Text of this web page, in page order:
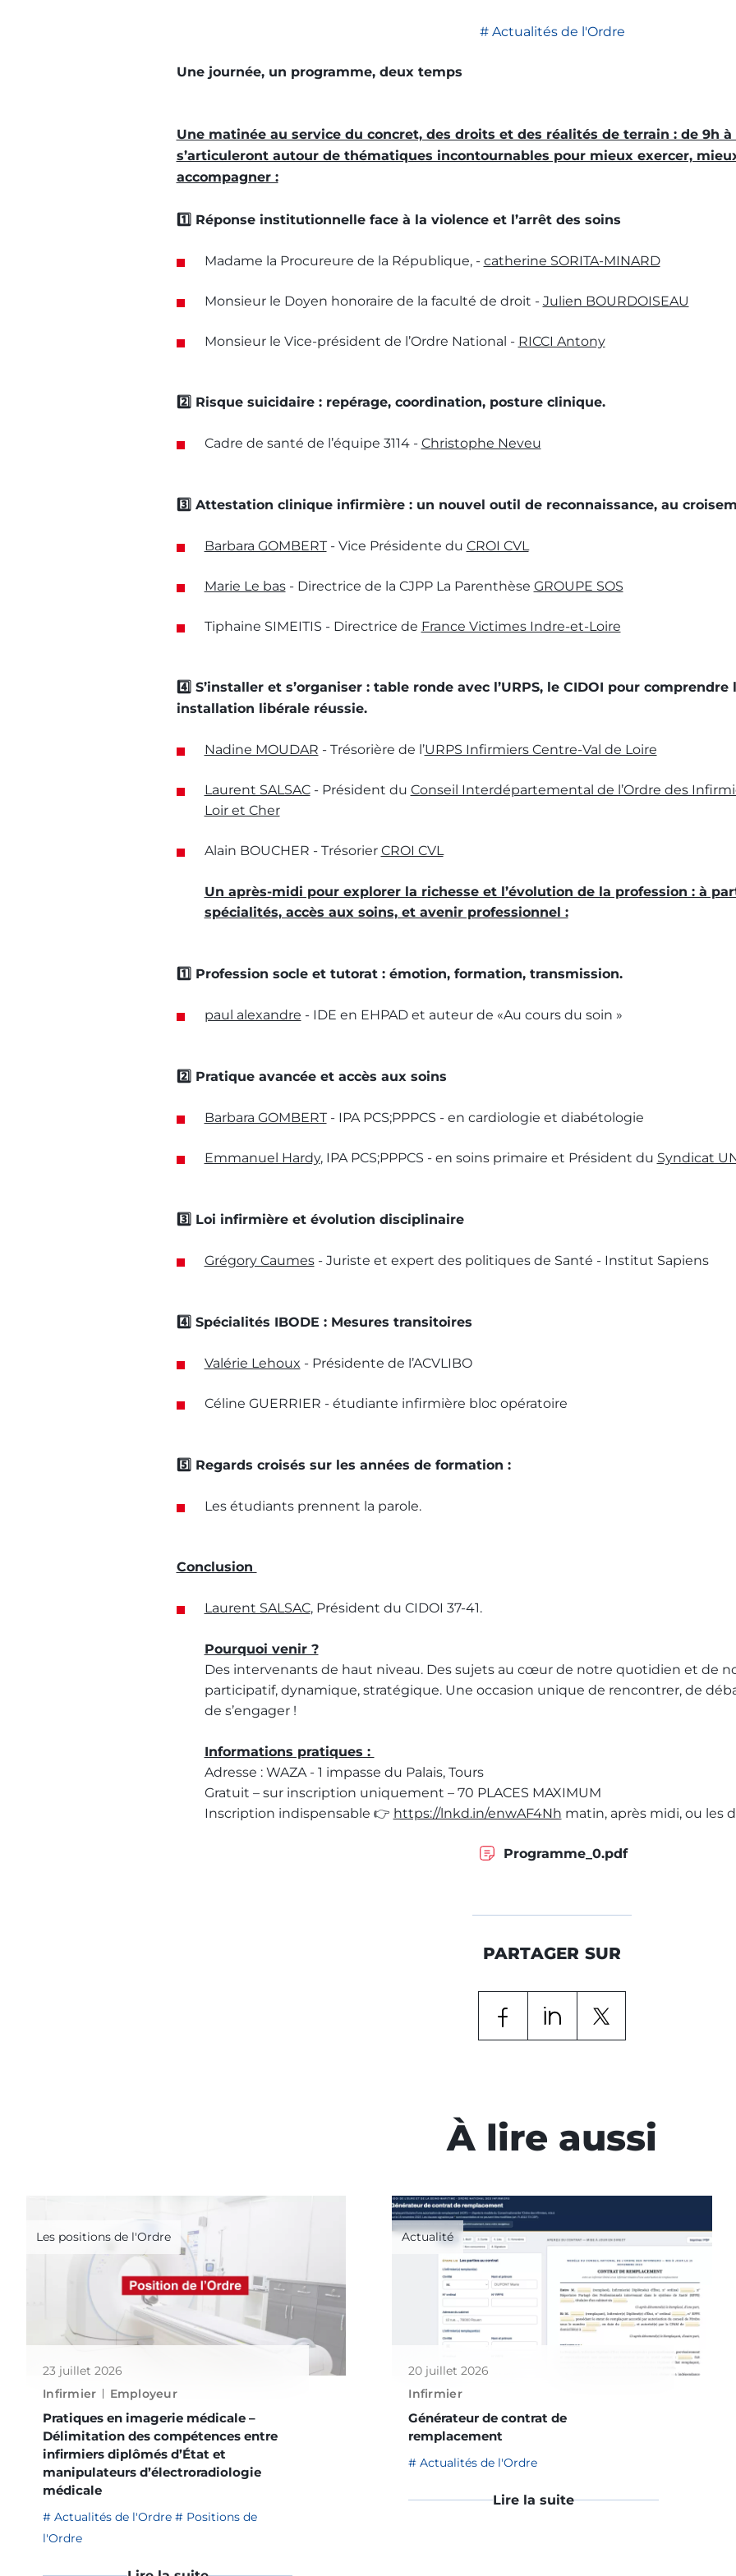
Les bulletins de l'Ordre
Actualités de l'Ordre
Une journée, un programme, deux temps
Une matinée au service du concret, des droits et des réalités de terrain : de 9h à
s’articuleront autour de thématiques incontournables pour mieux exercer,
accompagner :
1️⃣ Réponse institutionnelle face à la violence et l’arrêt des soins
Madame la Procureure de la République, - catherine SORITA-MINARD
Monsieur le Doyen honoraire de la faculté de droit - Julien BOURDOISEAU
Monsieur le Vice-président de l’Ordre National - RICCI Antony
2️⃣ Risque suicidaire : repérage, coordination, posture clinique.
Cadre de santé de l’équipe 3114 - Christophe Neveu
3️⃣ Attestation clinique infirmière : un nouvel outil de reconnaissance, au
Barbara GOMBERT- Vice Présidente du CROI CVL
Marie Le bas- Directrice de la CJPP La Parenthèse GROUPE SOS
Tiphaine SIMEITIS - Directrice de France Victimes Indre-et-Loire
4️⃣ S’installer et s’organiser : table ronde avec l’URPS, le CIDOI pour
installation libérale réussie.
Nadine MOUDAR - Trésorière de l’URPS Infirmiers Centre-Val de Loire
Laurent SALSAC- Président du Conseil Interdépartemental de l’Ordre des
Loir et Cher
Alain BOUCHER - Trésorier CROI CVL
Un après-midi pour explorer la richesse et l’évolution de la profession : à
spécialités, accès aux soins, et avenir professionnel :
1️⃣ Profession socle et tutorat : émotion, formation, transmission.
paul alexandre - IDE en EHPAD et auteur de «Au cours du soin »
2️⃣ Pratique avancée et accès aux soins
Barbara GOMBERT- IPA PCS;PPPCS - en cardiologie et diabétologie
Emmanuel Hardy, IPA PCS;PPPCS - en soins primaire et Président du Syndicat
3️⃣ Loi infirmière et évolution disciplinaire
Grégory Caumes- Juriste et expert des politiques de Santé - Institut Sapiens
4️⃣ Spécialités IBODE : Mesures transitoires
Valérie Lehoux - Présidente de l’ACVLIBO
Céline GUERRIER - étudiante infirmière bloc opératoire
5️⃣ Regards croisés sur les années de formation :
Les étudiants prennent la parole.
Conclusion
Laurent SALSAC, Président du CIDOI 37-41.
Pourquoi venir ?
Des intervenants de haut niveau. Des sujets au cœur de notre quotidien et de
participatif, dynamique, stratégique. Une occasion unique de rencontrer, de
de s’engager !
Informations pratiques :
Adresse : WAZA - 1 impasse du Palais, Tours
Gratuit – sur inscription uniquement – 70 PLACES MAXIMUM
Inscription indispensable 👉 https://lnkd.in/enwAF4Nh matin, après midi, ou les
Programme_0.pdf
PARTAGER SUR
À lire aussi
Les positions de l'Ordre
23 juillet 2026
Infirmier
Employeur
Pratiques en imagerie médicale –
Délimitation des compétences entre
infirmiers diplômés d’État et
manipulateurs d’électroradiologie
médicale
Actualités de l'Ordre
Positions de
l'Ordre
Actualité
20 juillet 2026
Infirmier
Générateur de contrat de
remplacement
Actualités de l'Ordre
Lire la suite